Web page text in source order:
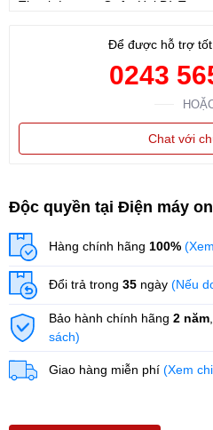
Thanh Lương, Quận Hai Bà
Để được hỗ trợ
0243
Chat với
Độc quyền tại Điện máy
Hàng chính hãng 100%
Đổi trả trong 35 ngày (Nếu
Bảo hành chính hãng 2 năm
sách)
Giao hàng miễn phí (Xem